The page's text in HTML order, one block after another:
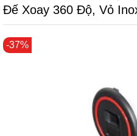
Đế Xoay 360 Độ, Vỏ
Chuyển
đến
-37%